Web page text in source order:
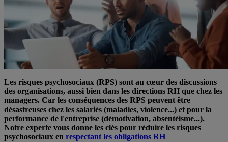
Les risques psychosociaux (RPS) sont au cœur des discussions
des organisations, aussi bien dans les directions RH que chez les
managers. Car les conséquences des RPS peuvent être
désastreuses chez les salariés (maladies, violence...) et pour la
performance de l'entreprise (démotivation, absentéisme...).
Notre experte vous donne les clés pour réduire les risques
psychosociaux en respectant les obligations RH